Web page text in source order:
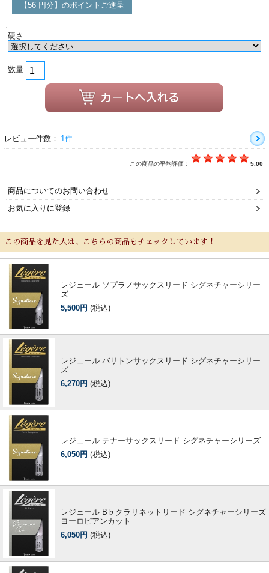
【56 円分】のポイントご進呈
硬さ
数量
レビュー件数： 1件
この商品の平均評価： 5.00
商品についてのお問い合わせ
お気に入りに登録
この商品を見た人は、こちらの商品もチェックしています！
レジェール ソプラノサックスリード シグネチャーシリー
ズ
5,500円 (税込)
レジェール バリトンサックスリード シグネチャーシリー
ズ
6,270円 (税込)
レジェール テナーサックスリード シグネチャーシリーズ
6,050円 (税込)
レジェール B♭クラリネットリード シグネチャーシリーズ
ヨーロピアンカット
6,050円 (税込)